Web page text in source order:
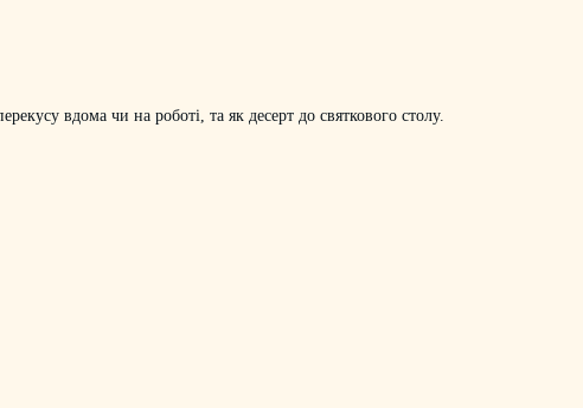
вдома чи на роботі, та як десерт до святкового столу.